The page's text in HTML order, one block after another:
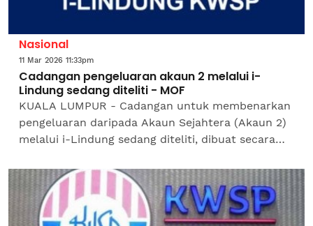
Nasional
11 Mar 2026 11:33pm
Cadangan pengeluaran akaun 2 melalui i-
Lindung sedang diteliti - MOF
KUALA LUMPUR - Cadangan untuk membenarkan
pengeluaran daripada Akaun Sejahtera (Akaun 2)
melalui i-Lindung sedang diteliti, dibuat secara
sememangnya...